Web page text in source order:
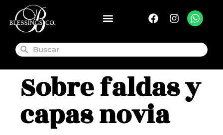
Sobre faldas y
capas novia